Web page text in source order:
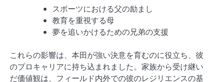
スポーツにおける父の励まし
教育を重視する母
夢を追いかけるための兄弟の支援
これらの影響は、本田が強い決意を育むのに役立ち、彼
のプロキャリアに持ち込まれました。家族から受け継い
だ価値観は、フィールド内外での彼のレジリエンスの基